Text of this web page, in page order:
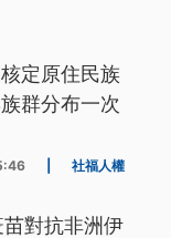
定原住民族
群分布一次
社福人權
對抗非洲伊